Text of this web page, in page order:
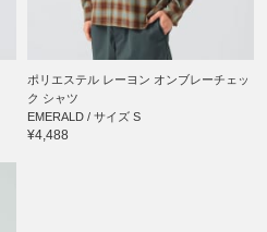
ポリエステル レーヨン オンブレーチェッ
ク シャツ
EMERALD / サイズ S
¥4,488